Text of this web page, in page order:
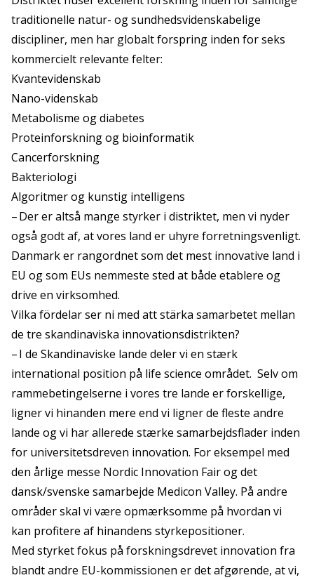
traditionelle natur- og sundhedsvidenskabelige
discipliner, men har globalt forspring inden for seks
kommercielt relevante felter:
Kvantevidenskab
Nano-videnskab
Metabolisme og diabetes
Proteinforskning og bioinformatik
Cancerforskning
Bakteriologi
Algoritmer og kunstig intelligens
– Der er altså mange styrker i distriktet, men vi nyder
også godt af, at vores land er uhyre forretningsvenligt.
Danmark er rangordnet som det mest innovative land i
EU og som EUs nemmeste sted at både etablere og
drive en virksomhed.
Vilka fördelar ser ni med att stärka samarbetet mellan
de tre skandinaviska innovationsdistrikten?
– I de Skandinaviske lande deler vi en stærk
international position på life science området. Selv om
rammebetingelserne i vores tre lande er forskellige,
ligner vi hinanden mere end vi ligner de fleste andre
lande og vi har allerede stærke samarbejdsflader inden
for universitetsdreven innovation. For eksempel med
den årlige messe Nordic Innovation Fair og det
dansk/svenske samarbejde Medicon Valley. På andre
områder skal vi være opmærksomme på hvordan vi
kan profitere af hinandens styrkepositioner.
Med styrket fokus på forskningsdrevet innovation fra
blandt andre EU-kommissionen er det afgørende, at vi,